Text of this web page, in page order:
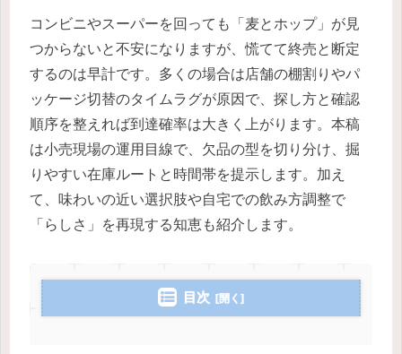
コンビニやスーパーを回っても「麦とホップ」が見
つからないと不安になりますが、慌てて終売と断定
するのは早計です。多くの場合は店舗の棚割りやパ
ッケージ切替のタイムラグが原因で、探し方と確認
順序を整えれば到達確率は大きく上がります。本稿
は小売現場の運用目線で、欠品の型を切り分け、掘
りやすい在庫ルートと時間帯を提示します。加え
て、味わいの近い選択肢や自宅での飲み方調整で
「らしさ」を再現する知恵も紹介します。
目次